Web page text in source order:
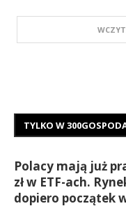
TYLKO W
Polacy mają już
zł w ETF-ach.
dopiero początek